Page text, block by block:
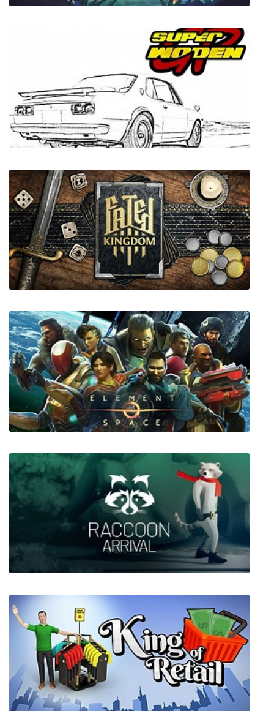
Aeolis Tournament
Super Woden GP
Fated Kingdom
Element Space
Raccoon Arrival